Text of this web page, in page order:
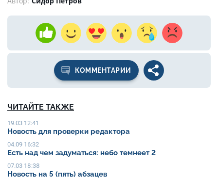
КОММЕНТАРИИ
ЧИТАЙТЕ ТАКЖЕ
19.03 12:41
Новость для проверки редактора
04.09 16:32
Есть над чем задуматься: небо темнеет 2
07.03 18:38
Новость на 5 (пять) абзацев